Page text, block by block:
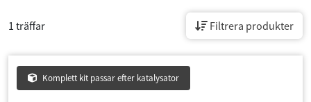
1 träffar Filtrera produkter
Komplett kit passar efter katalysator